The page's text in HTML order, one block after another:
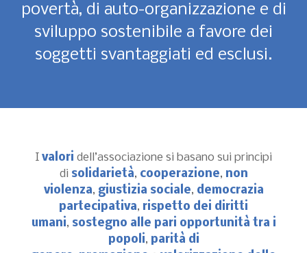
povertà, di auto-organizzazione e di
sviluppo sostenibile a favore dei
soggetti svantaggiati ed esclusi.
I valori dell’associazione si basano sui principi
di solidarietà, cooperazione, non
violenza, giustizia sociale, democrazia
partecipativa, rispetto dei diritti
umani, sostegno alle pari opportunità tra i
popoli, parità di